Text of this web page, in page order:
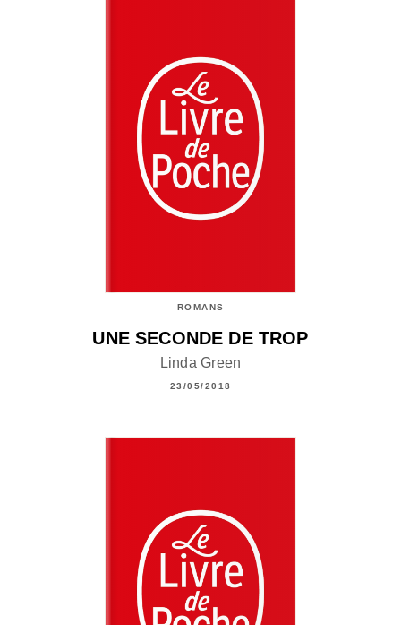
ROMANS
UNE SECONDE DE TROP
Linda Green
23/05/2018